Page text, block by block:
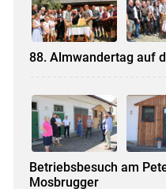
88. Almwandertag auf
Betriebsbesuch am
Mosbrugger